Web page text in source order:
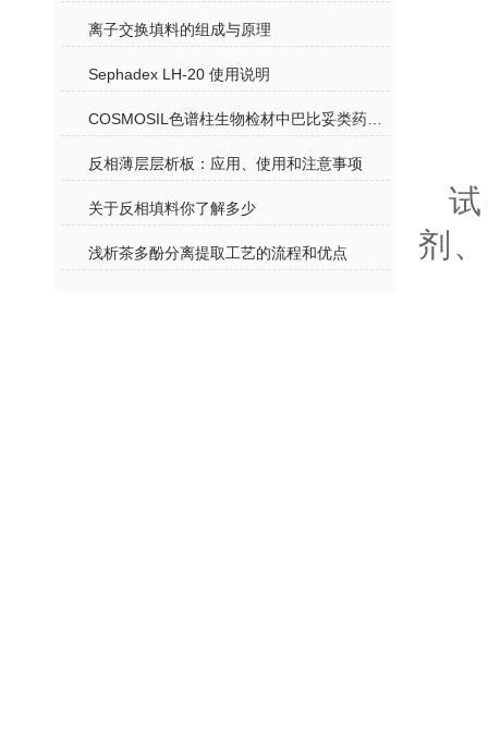
离子交换填料的组成与原理
Sephadex LH-20 使用说明
反相薄层层析板：应用、使用和注意事项
关于反相填料你了解多少
浅析茶多酚分离提取工艺的流程和优点
剂